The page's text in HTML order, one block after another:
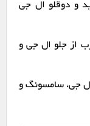
و دوقلو ال جی
از جلو ال جی و
جی، سامسونگ و